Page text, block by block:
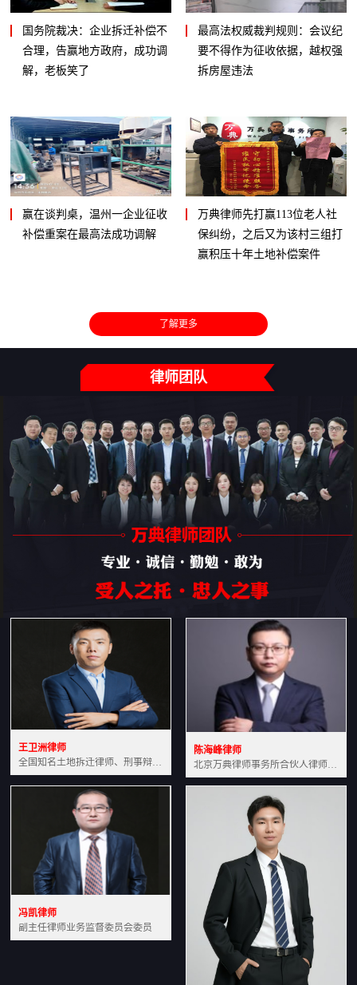
国务院裁决：企业拆迁补偿不
合理，告赢地方政府，成功调
解，老板笑了
最高法权威裁判规则：会议纪
要不得作为征收依据，越权强
拆房屋违法
赢在谈判桌，温州一企业征收
补偿重案在最高法成功调解
万典律师先打赢113位老人社
保纠纷，之后又为该村三组打
赢积压十年土地补偿案件
了解更多
律师团队
王卫洲律师
全国知名土地拆迁律师、刑事辩护律师北京万典律师事务所主任中国法学会会员北京市行政法研究会理事
陈海峰律师
北京万典律师事务所合伙人律师土地房产专业资深律师
冯凯律师
副主任律师业务监督委员会委员